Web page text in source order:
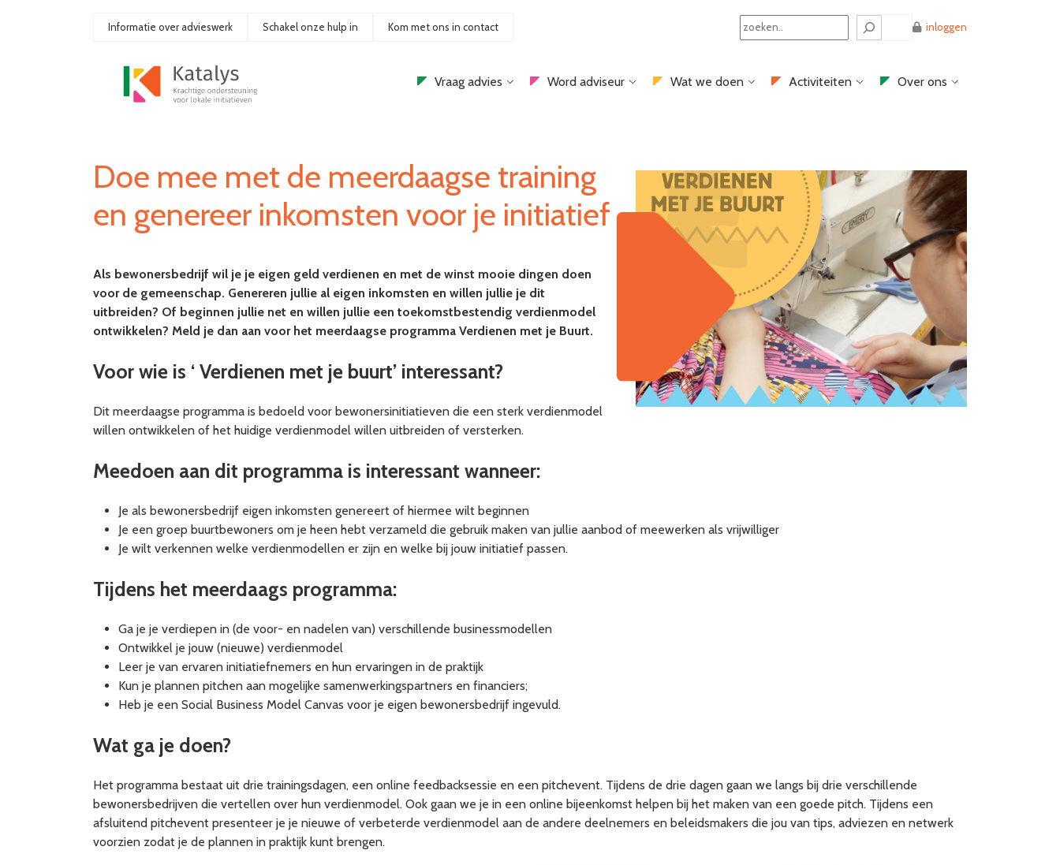
Informatie over advieswerk Schakel onze hulp in Kom met ons in contact
Search
inloggen
Vraag advies Word adviseur Wat we doen Activiteiten Over ons
Doe mee met de meerdaagse training
en genereer inkomsten voor je initiatief
Als bewonersbedrijf wil je je eigen geld verdienen en met de winst mooie dingen doen
voor de gemeenschap. Genereren jullie al eigen inkomsten en willen jullie je dit
uitbreiden? Of beginnen jullie net en willen jullie een toekomstbestendig verdienmodel
ontwikkelen? Meld je dan aan voor het meerdaagse programma Verdienen met je Buurt.
Voor wie is ‘ Verdienen met je buurt’ interessant?
Dit meerdaagse programma is bedoeld voor bewonersinitiatieven die een sterk verdienmodel
willen ontwikkelen of het huidige verdienmodel willen uitbreiden of versterken.
Meedoen aan dit programma is interessant wanneer:
Je als bewonersbedrijf eigen inkomsten genereert of hiermee wilt beginnen
Je een groep buurtbewoners om je heen hebt verzameld die gebruik maken van jullie aanbod of meewerken als vrijwilliger
Je wilt verkennen welke verdienmodellen er zijn en welke bij jouw initiatief passen.
Tijdens het meerdaags programma:
Ga je je verdiepen in (de voor- en nadelen van) verschillende businessmodellen
Ontwikkel je jouw (nieuwe) verdienmodel
Leer je van ervaren initiatiefnemers en hun ervaringen in de praktijk
Kun je plannen pitchen aan mogelijke samenwerkingspartners en financiers;
Heb je een Social Business Model Canvas voor je eigen bewonersbedrijf ingevuld.
Wat ga je doen?
Het programma bestaat uit drie trainingsdagen, een online feedbacksessie en een pitchevent. Tijdens de drie dagen gaan we langs bij drie verschillende
bewonersbedrijven die vertellen over hun verdienmodel. Ook gaan we je in een online bijeenkomst helpen bij het maken van een goede pitch. Tijdens een
afsluitend pitchevent presenteer je je nieuwe of verbeterde verdienmodel aan de andere deelnemers en beleidsmakers die jou van tips, adviezen en netwerk
voorzien zodat je de plannen in praktijk kunt brengen.